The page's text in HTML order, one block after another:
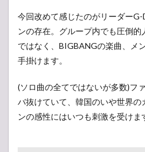
今回改めて感じたのがリーダー
ンの存在。グループ内でも圧倒
ではなく、BIGBANGの楽曲、メ
手掛けます。
(ソロ曲の全てではないが多数)フ
バ抜けていて、韓国のいや世界の
ンの感性にはいつも刺激を受けま